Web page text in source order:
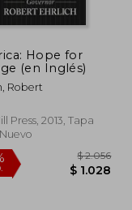
50%
dcto.
Hope for
(en Inglés)
Robert
Press, 2013, Tapa